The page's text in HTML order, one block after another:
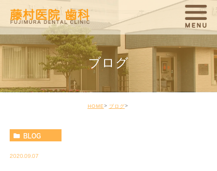
ブログ
HOME ブログ
BLOG
2020.09.07